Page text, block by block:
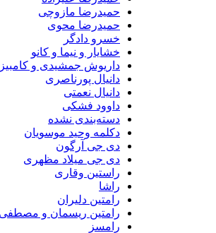
حمیدرضا مازوچی
حمیدرضا محوی
خسرو دادگر
خشایار و نیما و کانو
داریوش جمشیدی و کامبیز جمشیدی
دانیال پورناصری
دانیال نعمتی
داوود فشکی
دسته‌بندی نشده
دکلمه وحید موسویان
دی جی آرگون
دی جی میلاد مظهری
راستین وقاری
رامتین دلیران
رامتین ریسمان و مصطفی باقری